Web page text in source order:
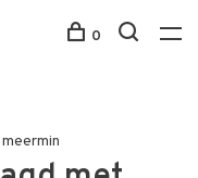
0
meermin